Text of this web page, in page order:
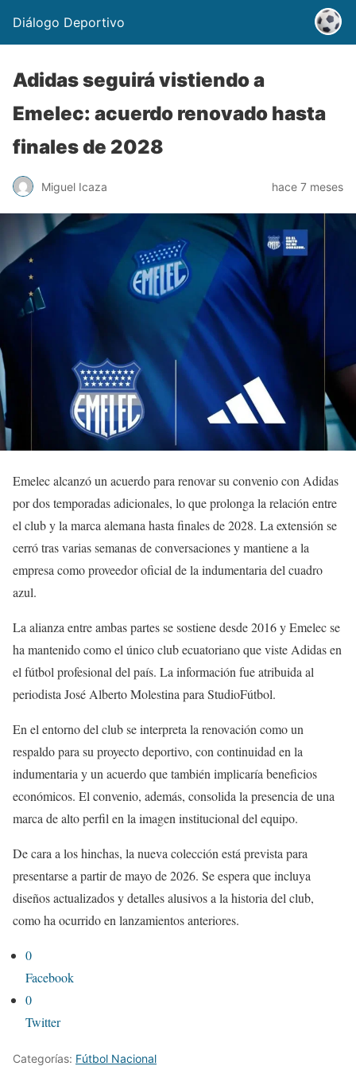
Diálogo Deportivo
Adidas seguirá vistiendo a
Emelec: acuerdo renovado hasta
finales de 2028
Miguel Icaza hace 7 meses
Emelec alcanzó un acuerdo para renovar su convenio con Adidas
por dos temporadas adicionales, lo que prolonga la relación entre
el club y la marca alemana hasta finales de 2028. La extensión se
cerró tras varias semanas de conversaciones y mantiene a la
empresa como proveedor oficial de la indumentaria del cuadro
azul.
La alianza entre ambas partes se sostiene desde 2016 y Emelec se
ha mantenido como el único club ecuatoriano que viste Adidas en
el fútbol profesional del país. La información fue atribuida al
periodista José Alberto Molestina para StudioFútbol.
En el entorno del club se interpreta la renovación como un
respaldo para su proyecto deportivo, con continuidad en la
indumentaria y un acuerdo que también implicaría beneficios
económicos. El convenio, además, consolida la presencia de una
marca de alto perfil en la imagen institucional del equipo.
De cara a los hinchas, la nueva colección está prevista para
presentarse a partir de mayo de 2026. Se espera que incluya
diseños actualizados y detalles alusivos a la historia del club,
como ha ocurrido en lanzamientos anteriores.
0
Facebook
0
Twitter
Categorías: Fútbol Nacional